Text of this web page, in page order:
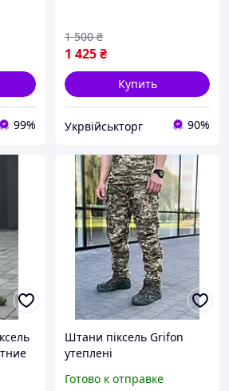
99%
1 425₴
1 500 ₴
Купить
Укрвійськторг 90%
Штани піксель Grifon
утеплені
Готово к отправке